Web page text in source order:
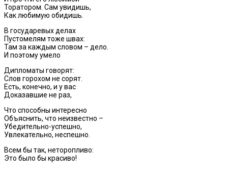
Торатором. Сам увидишь,
Как любимую обидишь.
В государевых делах
Пустомелям тоже швах:
Там за каждым словом – дело.
И поэтому умело
Дипломаты говорят:
Слов горохом не сорят.
Есть, конечно, и у вас
Доказавшие не раз,
Что способны интересно
Объяснить, что неизвестно –
Убедительно-успешно,
Увлекательно, неспешно.
Всем бы так, неторопливо:
Это было бы красиво!